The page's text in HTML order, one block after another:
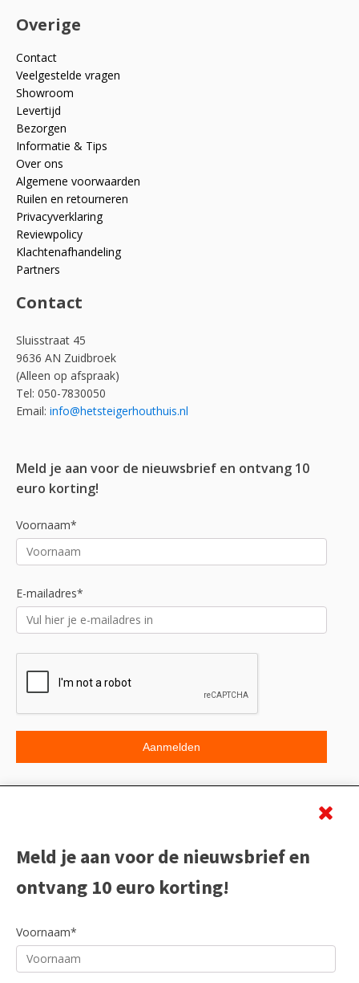
Overige
Contact
Veelgestelde vragen
Showroom
Levertijd
Bezorgen
Informatie & Tips
Over ons
Algemene voorwaarden
Ruilen en retourneren
Privacyverklaring
Reviewpolicy
Klachtenafhandeling
Partners
Contact
Sluisstraat 45
9636 AN Zuidbroek
(Alleen op afspraak)
Tel: 050-7830050
Email: info@hetsteigerhouthuis.nl
Meld je aan voor de nieuwsbrief en ontvang 10
euro korting!
Voornaam*
E-mailadres*
Meld je aan voor de nieuwsbrief en
ontvang 10 euro korting!
Voornaam*